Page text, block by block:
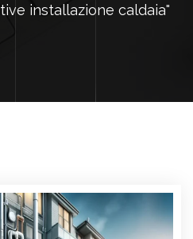
installazione caldaia"